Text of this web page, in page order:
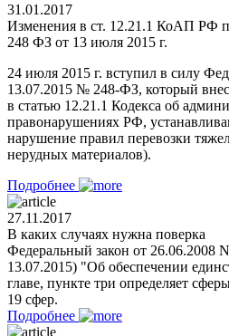
31.01.2017
Изменения в ст. 12.21.1 КоАП РФ
248 ФЗ от 13 июля 2015 г.
24 июля 2015 г. вступил в силу
13.07.2015 № 248-ФЗ, который
в статью 12.21.1 Кодекса об
правонарушениях РФ,
нарушение правил перевозки
нерудных материалов).
Подробнее
27.11.2017
В каких случаях нужна поверка
Федеральный закон от 26.06.2008
13.07.2015) "Об обеспечении
главе, пункте три определяет
19 сфер.
Подробнее